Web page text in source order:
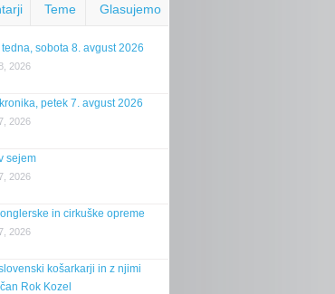
Teme Glasujemo
sobota 8. avgust 2026
2026
petek 7. avgust 2026
2026
sejem
2026
in cirkuške opreme
2026
košarkarji in z njimi
Rok Kozel